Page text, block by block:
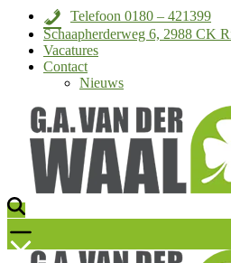
Telefoon 0180 – 421399
Schaapherderweg 6, 2988 CK
Vacatures
Contact
Nieuws